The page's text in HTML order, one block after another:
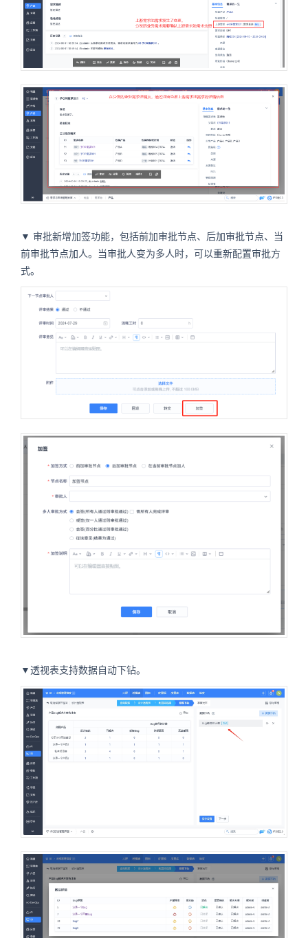
▼ 审批新增加签功能，包括前加审批节点、后加审批节点、当
前审批节点加人。当审批人变为多人时，可以重新配置审批方
式。
▼透视表支持数据自动下钻。